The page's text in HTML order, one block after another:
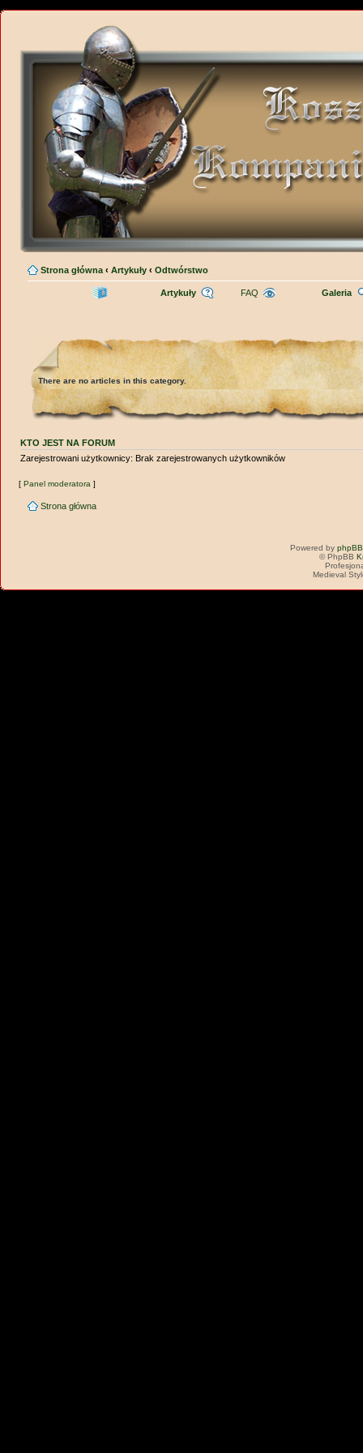
Strona główna ‹ Artykuły ‹ Odtwórstwo
Artykuły FAQ Galeria
There are no articles in this category.
KTO JEST NA FORUM
Zarejestrowani użytkownicy: Brak zarejestrowanych użytkowników
[Panel moderatora ]
Strona główna
Powered by phpBB
© PhpBB
Medieval